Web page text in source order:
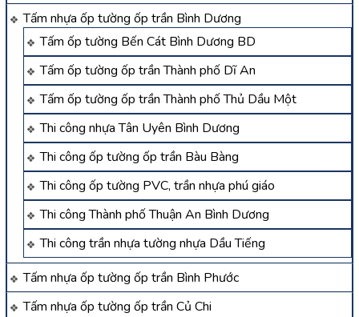
Tấm nhựa ốp tường ốp trần Bình Dương
Tấm ốp tường Bến Cát Bình Dương BD
Tấm ốp tường ốp trần Thành phố Dĩ An
Tấm ốp tường ốp trần Thành phố Thủ Dầu Một
Thi công nhựa Tân Uyên Bình Dương
Thi công ốp tường ốp trần Bàu Bàng
Thi công ốp tường PVC, trần nhựa phú giáo
Thi công Thành phố Thuận An Bình Dương
Thi công trần nhựa tường nhựa Dầu Tiếng
Tấm nhựa ốp tường ốp trần Bình Phước
Tấm nhựa ốp tường ốp trần Củ Chi